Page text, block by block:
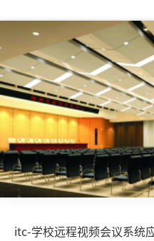
itc-学校远程视频会议系统